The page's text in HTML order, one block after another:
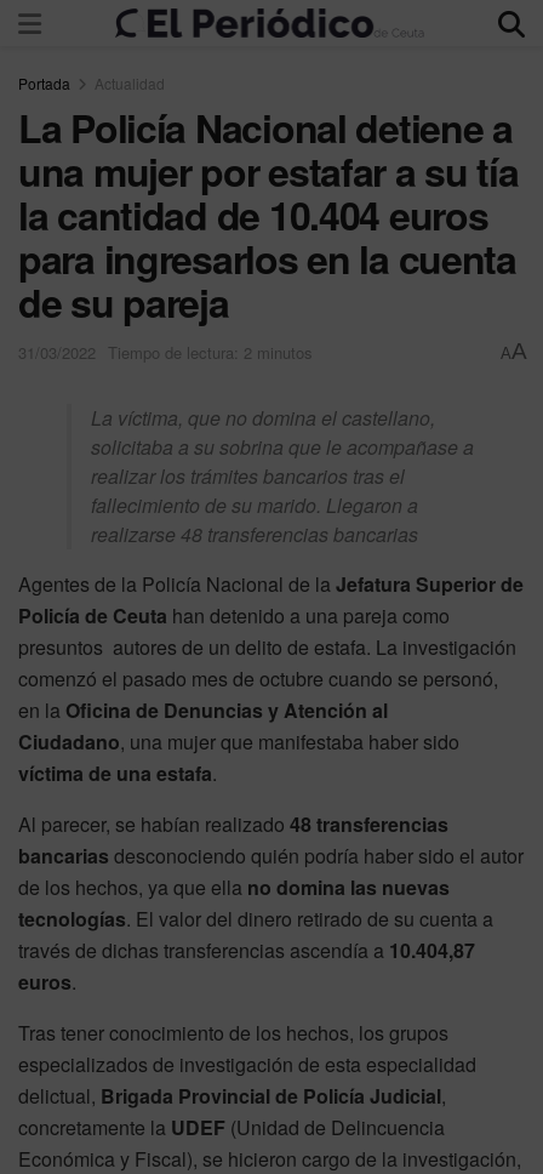
Portada Actualidad
La Policía Nacional detiene a
una mujer por estafar a su tía
la cantidad de 10.404 euros
para ingresarlos en la cuenta
de su pareja
31/03/2022 Tiempo de lectura: 2 minutos AA
La víctima, que no domina el castellano,
solicitaba a su sobrina que le acompañase a
realizar los trámites bancarios tras el
fallecimiento de su marido. Llegaron a
realizarse 48 transferencias bancarias
Agentes de la Policía Nacional de laJefatura Superior de
Policía de Ceuta han detenido a una pareja como
presuntos autores de un delito de estafa. La investigación
comenzó el pasado mes de octubre cuando se personó,
en la Oficina de Denuncias y Atención al
Ciudadano, una mujer que manifestaba haber sido
víctima de una estafa.
Al parecer, se habían realizado 48 transferencias
bancarias desconociendo quién podría haber sido el autor
de los hechos, ya que ella no domina las nuevas
tecnologías. El valor del dinero retirado de su cuenta a
través de dichas transferencias ascendía a 10.404,87
euros.
Tras tener conocimiento de los hechos, los grupos
especializados de investigación de esta especialidad
delictual, Brigada Provincial de Policía Judicial,
concretamente la UDEF (Unidad de Delincuencia
Económica y Fiscal), se hicieron cargo de la investigación,